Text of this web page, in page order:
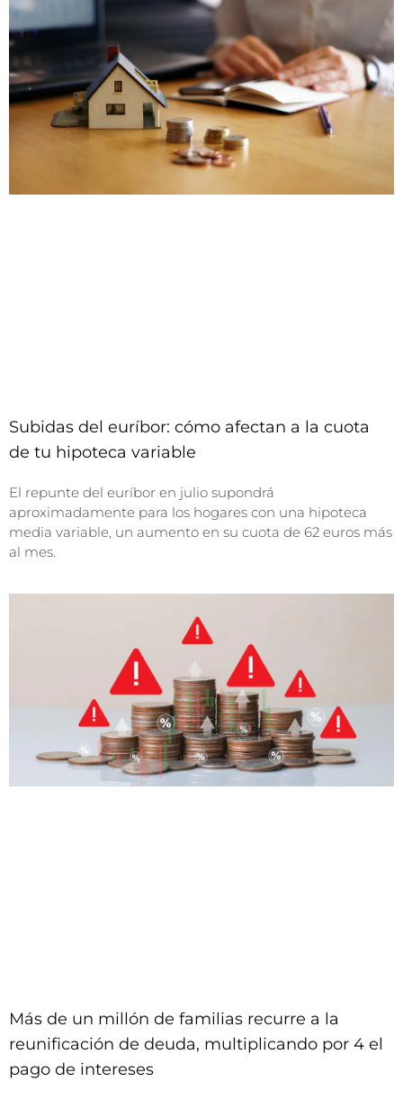
Subidas del euríbor: cómo afectan a la cuota
de tu hipoteca variable
El repunte del euríbor en julio supondrá
aproximadamente para los hogares con una hipoteca
media variable, un aumento en su cuota de 62 euros más
al mes.
Más de un millón de familias recurre a la
reunificación de deuda, multiplicando por 4 el
pago de intereses